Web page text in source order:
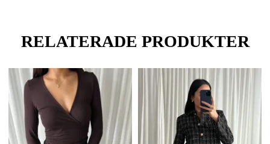
RELATERADE PRODUKTER